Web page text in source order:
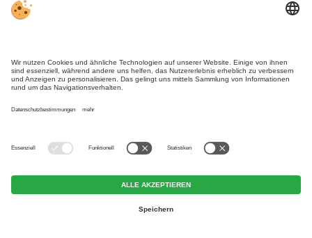
Besondere Anlässe